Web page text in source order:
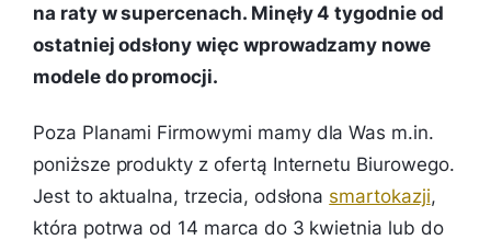
na raty w supercenach. Minęły 4 tygodnie od
ostatniej odsłony więc wprowadzamy nowe
modele do promocji.
Poza Planami Firmowymi mamy dla Was m.in.
poniższe produkty z ofertą Internetu Biurowego.
Jest to aktualna, trzecia, odsłona smartokazji,
która potrwa od 14 marca do 3 kwietnia lub do